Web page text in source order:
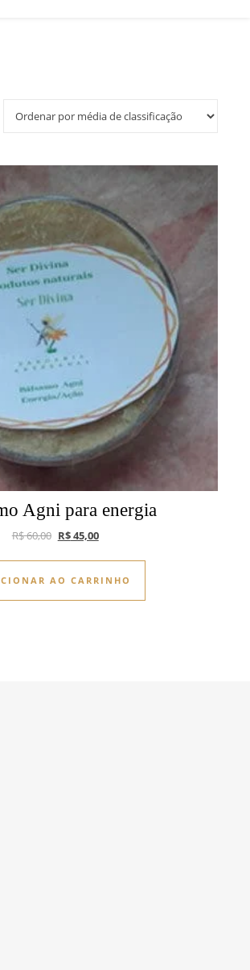
Agni para energia
R$60,00 O preço original era: R$ 60,00.
R$45,00O preço atual é: R$ 45,00.
AO CARRINHO